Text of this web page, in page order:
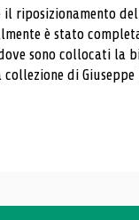
il riposizionamento
è stato
sono collocati la
di